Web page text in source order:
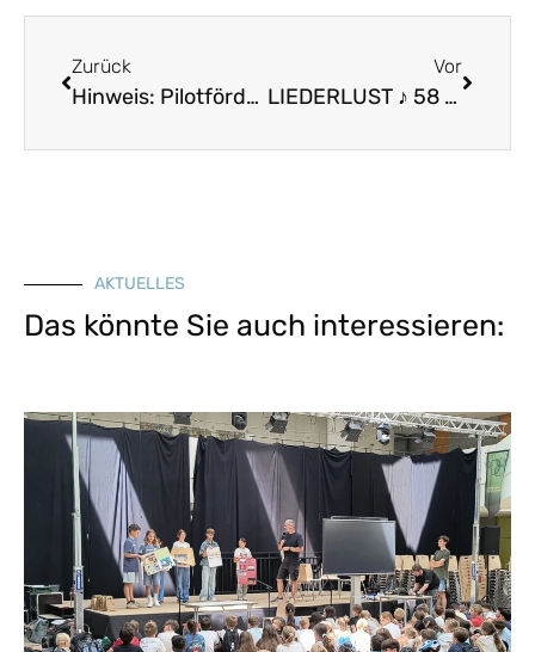
Zurück
Hinweis: Pilotförderprogramm „Heimat.Engagiert“ – jetzt bewerben! (StMFH)
Vor
LIEDERLUST ♪ 58 – Der Woidtaubra
AKTUELLES
Das könnte Sie auch interessieren: